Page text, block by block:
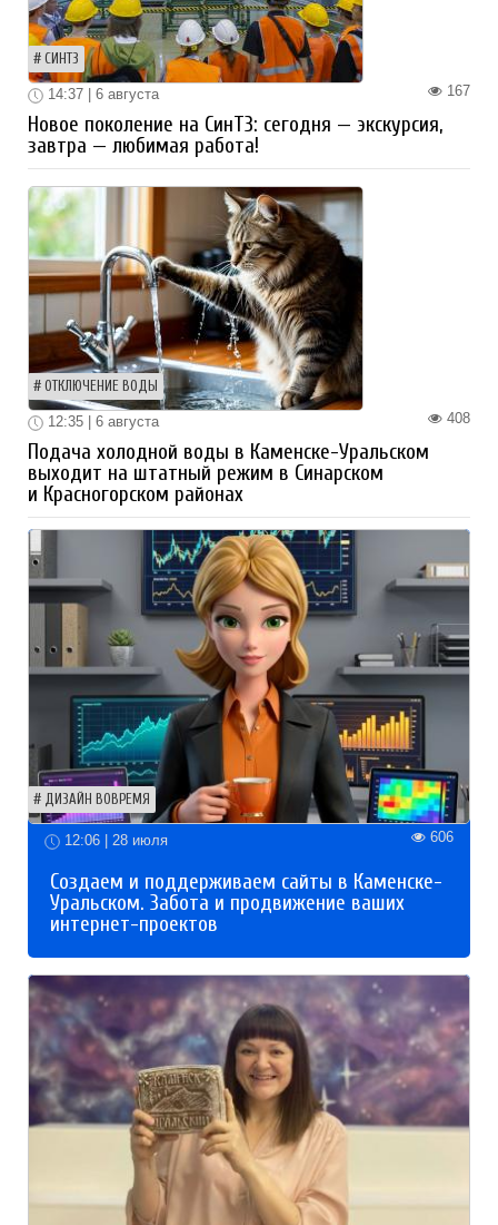
СИНТЗ
167
14:37 | 6 августа
Новое поколение на СинТЗ: сегодня — экскурсия,
завтра — любимая работа!
ОТКЛЮЧЕНИЕ ВОДЫ
408
12:35 | 6 августа
Подача холодной воды в Каменске-Уральском
выходит на штатный режим в Синарском
и Красногорском районах
ДИЗАЙН ВОВРЕМЯ
12:06 | 28 июля 606
Создаем и поддерживаем сайты в Каменске-
Уральском. Забота и продвижение ваших
интернет-проектов